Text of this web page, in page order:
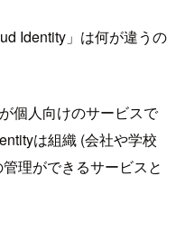
Identity」は何が違うの
個人向けのサービスで
は組織 (会社や学校
理ができるサービスと